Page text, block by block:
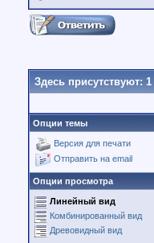
Здесь присутствуют: 1
Опции темы
Версия для печати
Отправить на email
Опции просмотра
Линейный вид
Комбинированный вид
Древовидный вид